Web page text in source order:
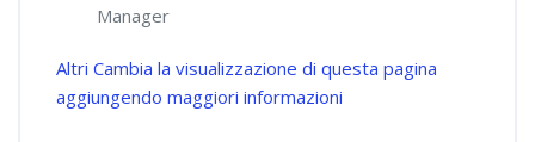
Manager
Altri Cambia la visualizzazione di questa pagina
aggiungendo maggiori informazioni